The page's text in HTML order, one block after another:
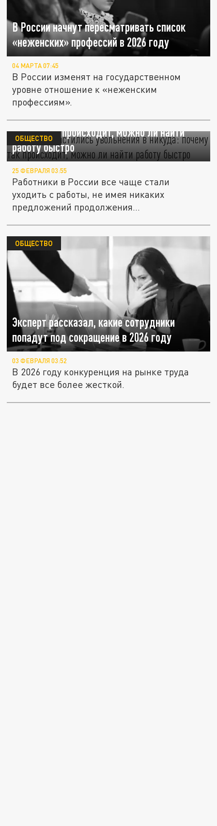
В России начнут пересматривать список
«неженских» профессий в 2026 году
04 МАРТА 07:45
В России изменят на государственном
уровне отношение к «неженским
профессиям».
В России участились увольнения в никуда:
почему так происходит, можно ли найти
работу быстро
ОБЩЕСТВО
25 ФЕВРАЛЯ 03:55
Работники в России все чаще стали
уходить с работы, не имея никаких
предложений продолжения
Эксперт рассказал, какие сотрудники
попадут под сокращение в 2026 году
ОБЩЕСТВО
03 ФЕВРАЛЯ 03:52
В 2026 году конкуренция на рынке труда
будет все более жесткой.